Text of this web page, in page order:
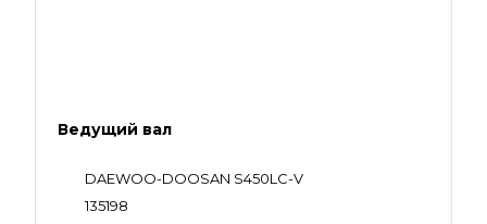
Ведущий вал
DAEWOO-DOOSAN S450LC-V
135198